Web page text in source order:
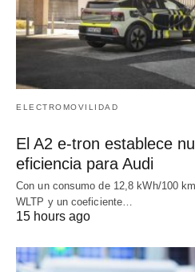
ELECTROMOVILIDAD
El A2 e-tron establece
eficiencia para Audi
Con un consumo de 12,8 kWh/100
WLTP y un coeficiente…
15 hours ago